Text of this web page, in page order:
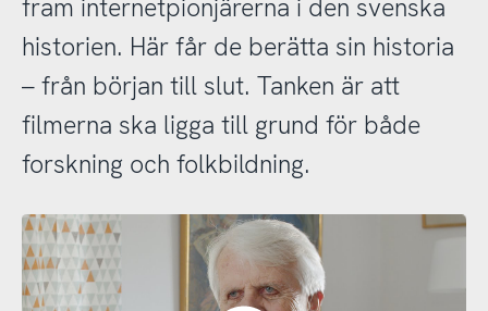
fram internetpionjärerna i den svenska
historien. Här får de berätta sin historia
– från början till slut. Tanken är att
filmerna ska ligga till grund för både
forskning och folkbildning.